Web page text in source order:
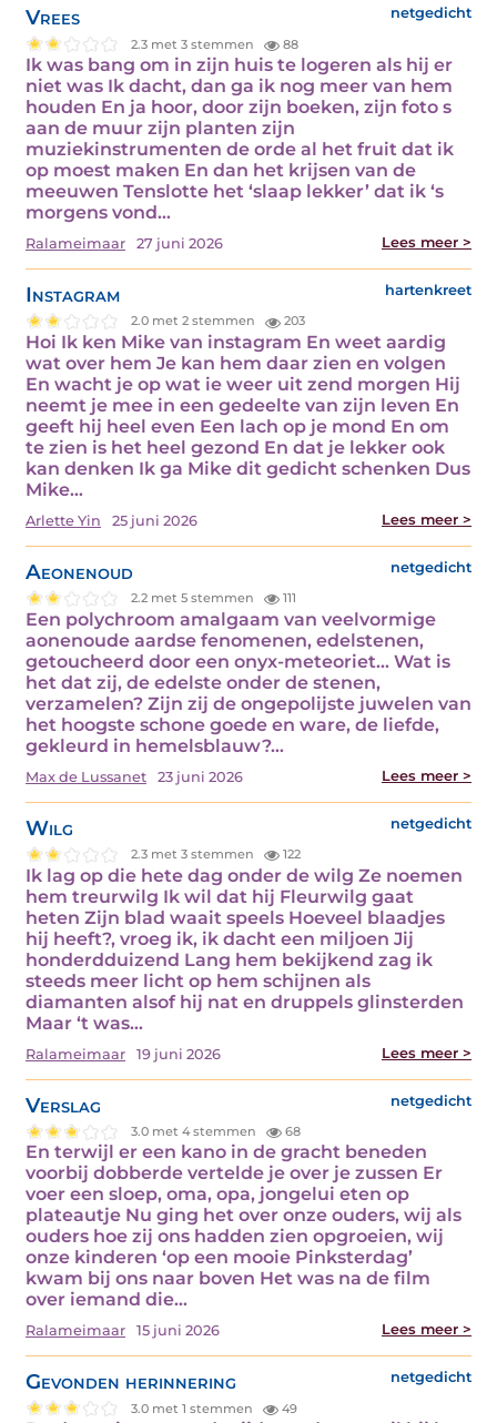
Vrees netgedicht
2.3 met 3 stemmen 88
Ik was bang om in zijn huis te logeren als hij er
niet was Ik dacht, dan ga ik nog meer van hem
houden En ja hoor, door zijn boeken, zijn foto s
aan de muur zijn planten zijn
muziekinstrumenten de orde al het fruit dat ik
op moest maken En dan het krijsen van de
meeuwen Tenslotte het ‘slaap lekker’ dat ik ‘s
morgens vond…
Ralameimaar 27 juni 2026 Lees meer >
Instagram hartenkreet
2.0 met 2 stemmen 203
Hoi Ik ken Mike van instagram En weet aardig
wat over hem Je kan hem daar zien en volgen
En wacht je op wat ie weer uit zend morgen Hij
neemt je mee in een gedeelte van zijn leven En
geeft hij heel even Een lach op je mond En om
te zien is het heel gezond En dat je lekker ook
kan denken Ik ga Mike dit gedicht schenken Dus
Mike…
Arlette Yin 25 juni 2026 Lees meer >
Aeonenoud netgedicht
2.2 met 5 stemmen 111
Een polychroom amalgaam van veelvormige
aonenoude aardse fenomenen, edelstenen,
getoucheerd door een onyx-meteoriet... Wat is
het dat zij, de edelste onder de stenen,
verzamelen? Zijn zij de ongepolijste juwelen van
het hoogste schone goede en ware, de liefde,
gekleurd in hemelsblauw?…
Max de Lussanet 23 juni 2026 Lees meer >
Wilg netgedicht
2.3 met 3 stemmen 122
Ik lag op die hete dag onder de wilg Ze noemen
hem treurwilg Ik wil dat hij Fleurwilg gaat
heten Zijn blad waait speels Hoeveel blaadjes
hij heeft?, vroeg ik, ik dacht een miljoen Jij
honderdduizend Lang hem bekijkend zag ik
steeds meer licht op hem schijnen als
diamanten alsof hij nat en druppels glinsterden
Maar ‘t was…
Ralameimaar 19 juni 2026 Lees meer >
Verslag netgedicht
3.0 met 4 stemmen 68
En terwijl er een kano in de gracht beneden
voorbij dobberde vertelde je over je zussen Er
voer een sloep, oma, opa, jongelui eten op
plateautje Nu ging het over onze ouders, wij als
ouders hoe zij ons hadden zien opgroeien, wij
onze kinderen ‘op een mooie Pinksterdag’
kwam bij ons naar boven Het was na de film
over iemand die…
Ralameimaar 15 juni 2026 Lees meer >
Gevonden herinnering netgedicht
3.0 met 1 stemmen 49